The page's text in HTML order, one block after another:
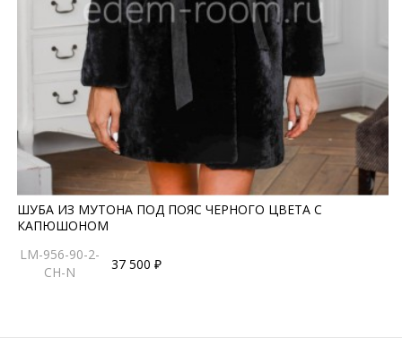
ШУБА ИЗ МУТОНА ПОД ПОЯС ЧЕРНОГО ЦВЕТА С
КАПЮШОНОМ
LM-956-90-2-
CH-N
37 500 ₽